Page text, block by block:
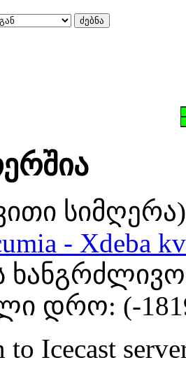
სიმღერა)
- Xdeba
დრო: (-
to Icecast